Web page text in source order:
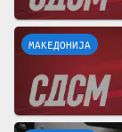
МАКЕДОНИЈА